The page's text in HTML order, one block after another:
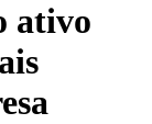
ativo